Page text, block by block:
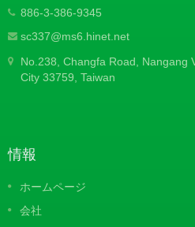
886-3-386-9345
sc337@ms6.hinet.net
No.238, Changfa Road, Nangang
City 33759, Taiwan
情報
ホームページ
会社